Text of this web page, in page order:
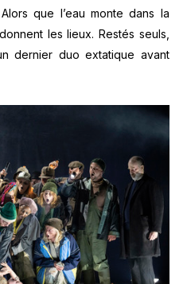
que l’eau monte dans la
les lieux. Restés seuls,
dernier duo extatique avant